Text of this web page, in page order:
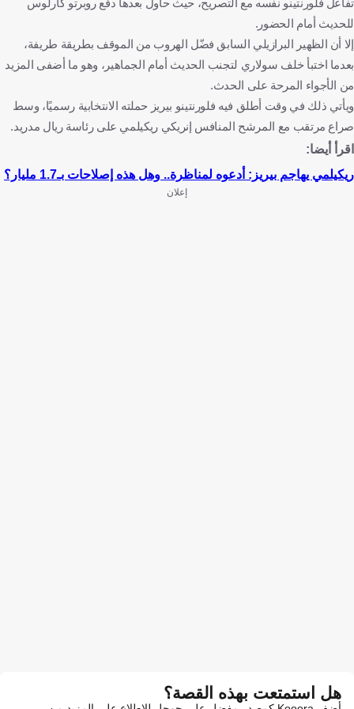
للحديث أمام الحضور.
إلا أن الظهير البرازيلي السابق فضّل الهروب من الموقف بطريقة طريفة،
بعدما اختبأ خلف سولاري لتجنب الحديث أمام الجماهير، وهو ما أضفى المزيد
من الأجواء المرحة على الحدث.
ويأتي ذلك في وقت أطلق فيه فلورنتينو بيريز حملته الانتخابية رسميًا، وسط
صراع مرتقب مع المرشح المنافس إنريكي ريكيلمي على رئاسة ريال مدريد.
اقرأ أيضا:
ريكيلمي يهاجم بيريز: أدعوه لمناظرة.. وهل هذه إصلاحات بـ1.7 مليار؟
إعلان
هل استمتعت بهذه القصة؟